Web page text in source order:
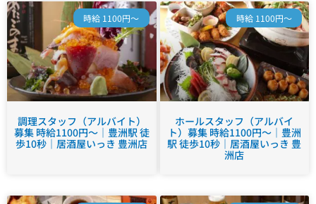
時給 1100円～
調理スタッフ（アルバイト）
募集 時給1100円～｜豊洲駅 徒
歩10秒｜居酒屋いっき 豊洲店
時給 1100円～
ホールスタッフ（アルバイ
ト）募集 時給1100円～｜豊洲
駅 徒歩10秒｜居酒屋いっき 豊
洲店